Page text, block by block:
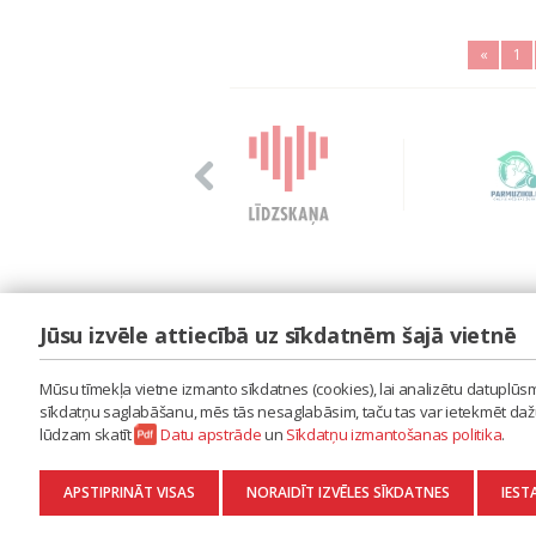
« 1
LAIPA
ES RADU MŪZIKU
AKTUALITĀTES
KONTAKTI
SĪKDATŅU IZMANTOŠANAS POLITIKA
DATU APSTRĀDE
Jūsu izvēle attiecībā uz sīkdatnēm šajā vietnē
Mūsu tīmekļa vietne izmanto sīkdatnes (cookies), lai analizētu
sīkdatņu saglabāšanu, mēs tās nesaglabāsim, taču tas var ietekmēt
lūdzam skatīt
Datu apstrādeun Sīkdatņu izmantošanas politika.
APSTIPRINĀT VISAS NORAIDĪT IZVĒLES SĪKDATNES